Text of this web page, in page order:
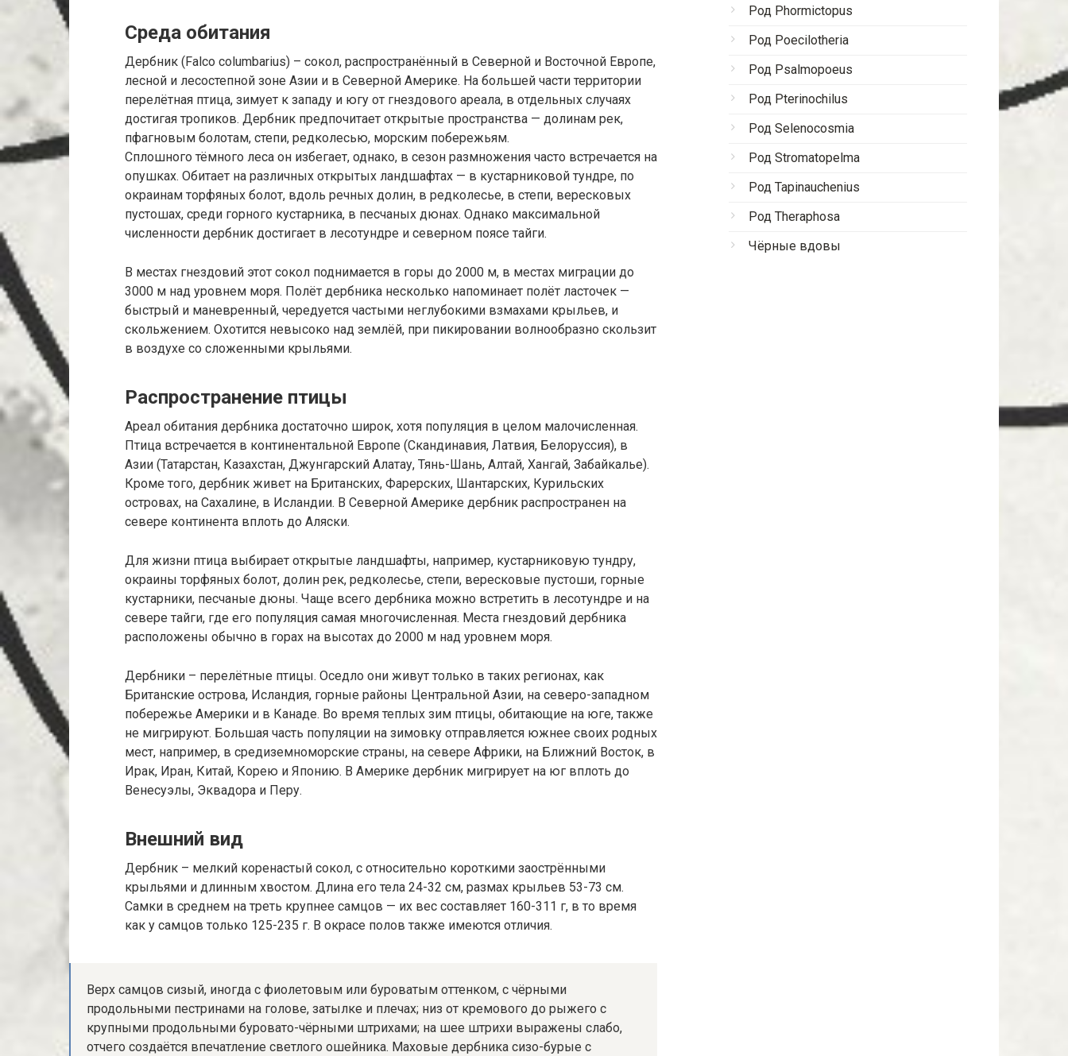
Среда обитания
Дербник (Falco columbarius) – сокол, распространённый в Северной и Восточной Европе,
лесной и лесостепной зоне Азии и в Северной Америке. На большей части территории
перелётная птица, зимует к западу и югу от гнездового ареала, в отдельных случаях
достигая тропиков. Дербник предпочитает открытые пространства — долинам рек,
пфагновым болотам, степи, редколесью, морским побережьям.
Сплошного тёмного леса он избегает, однако, в сезон размножения часто встречается на
опушках. Обитает на различных открытых ландшафтах — в кустарниковой тундре, по
окраинам торфяных болот, вдоль речных долин, в редколесье, в степи, вересковых
пустошах, среди горного кустарника, в песчаных дюнах. Однако максимальной
численности дербник достигает в лесотундре и северном поясе тайги.
В местах гнездовий этот сокол поднимается в горы до 2000 м, в местах миграции до
3000 м над уровнем моря. Полёт дербника несколько напоминает полёт ласточек —
быстрый и маневренный, чередуется частыми неглубокими взмахами крыльев, и
скольжением. Охотится невысоко над землёй, при пикировании волнообразно скользит
в воздухе со сложенными крыльями.
Распространение птицы
Ареал обитания дербника достаточно широк, хотя популяция в целом малочисленная.
Птица встречается в континентальной Европе (Скандинавия, Латвия, Белоруссия), в
Азии (Татарстан, Казахстан, Джунгарский Алатау, Тянь-Шань, Алтай, Хангай, Забайкалье).
Кроме того, дербник живет на Британских, Фарерских, Шантарских, Курильских
островах, на Сахалине, в Исландии. В Северной Америке дербник распространен на
севере континента вплоть до Аляски.
Для жизни птица выбирает открытые ландшафты, например, кустарниковую тундру,
окраины торфяных болот, долин рек, редколесье, степи, вересковые пустоши, горные
кустарники, песчаные дюны. Чаще всего дербника можно встретить в лесотундре и на
севере тайги, где его популяция самая многочисленная. Места гнездовий дербника
расположены обычно в горах на высотах до 2000 м над уровнем моря.
Дербники – перелётные птицы. Оседло они живут только в таких регионах, как
Британские острова, Исландия, горные районы Центральной Азии, на северо-западном
побережье Америки и в Канаде. Во время теплых зим птицы, обитающие на юге, также
не мигрируют. Большая часть популяции на зимовку отправляется южнее своих родных
мест, например, в средиземноморские страны, на севере Африки, на Ближний Восток, в
Ирак, Иран, Китай, Корею и Японию. В Америке дербник мигрирует на юг вплоть до
Венесуэлы, Эквадора и Перу.
Внешний вид
Дербник – мелкий коренастый сокол, с относительно короткими заострёнными
крыльями и длинным хвостом. Длина его тела 24-32 см, размах крыльев 53-73 см.
Самки в среднем на треть крупнее самцов — их вес составляет 160-311 г, в то время
как у самцов только 125-235 г. В окрасе полов также имеются отличия.
Верх самцов сизый, иногда с фиолетовым или буроватым оттенком, с чёрными
продольными пестринами на голове, затылке и плечах; низ от кремового до рыжего с
крупными продольными буровато-чёрными штрихами; на шее штрихи выражены слабо,
отчего создаётся впечатление светлого ошейника. Маховые дербника сизо-бурые с
Род Phormictopus
Род Poecilotheria
Род Psalmopoeus
Род Pterinochilus
Род Selenocosmia
Род Stromatopelma
Род Tapinauchenius
Род Theraphosa
Чёрные вдовы